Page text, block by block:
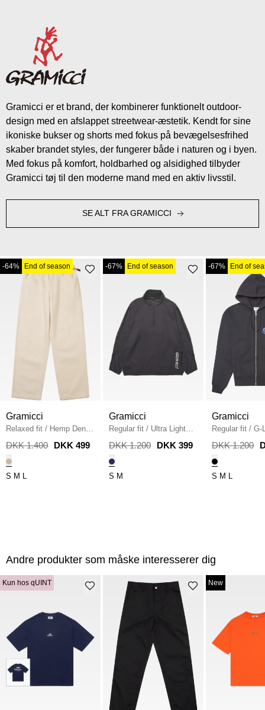
Gramicci er et brand, der kombinerer funktionelt outdoor-
design med en afslappet streetwear-æstetik. Kendt for sine
ikoniske bukser og shorts med fokus på bevægelsesfrihed
skaber brandet styles, der fungerer både i naturen og i byen.
Med fokus på komfort, holdbarhed og alsidighed tilbyder
Gramicci tøj til den moderne mand med en aktiv livsstil.
SE ALT FRA GRAMICCI
-64% End of season
Gramicci
Relaxed fit / Hemp Denim
Pant
SAND
DKK 1.400 DKK 499
S M
-67% End of season
Gramicci
Regular fit / Ultra Light
Packable Jakke
/
DKK 1.200 DKK 399
S M
-67% End of
Gramicci
Regular fit / G-
Hoodie
DKK 1.200
S M
Andre produkter som måske interesserer dig
Kun hos qUINT New